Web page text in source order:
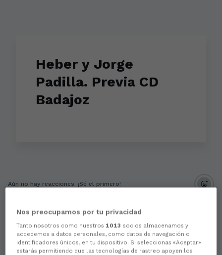
Heber y Jorge
Padilla. Previa CD
Badajoz
Aún no hay reacciones. ¡Sé el primero!
Nos preocupamos por tu privacidad
Tanto nosotros como nuestros 1013 socios almacenamos y
accedemos a datos personales, como datos de navegación o
identificadores únicos, en tu dispositivo. Si seleccionas «Aceptar»
estarás permitiendo que las tecnologías de rastreo apoyen los